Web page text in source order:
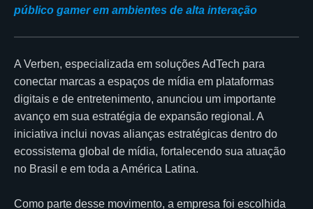
público gamer em ambientes de alta interação
A Verben, especializada em soluções AdTech para
conectar marcas a espaços de mídia em plataformas
digitais e de entretenimento, anunciou um importante
avanço em sua estratégia de expansão regional. A
iniciativa inclui novas alianças estratégicas dentro do
ecossistema global de mídia, fortalecendo sua atuação
no Brasil e em toda a América Latina.
Como parte desse movimento, a empresa foi escolhida